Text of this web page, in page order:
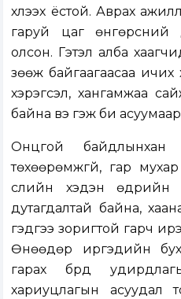
хүлээх ёстой. Аврах
гаруй цаг өнгөрсний
олсон. Гэтэл алба
зөөж байгаагаасаа ичих
хэрэгсэл, хангамжаа
байна вэ гэж би
Онцгой
төхөөрөмжгүй, гар
сүүлийн хэдэн
дутагдалтай байна,
гэдгээ зоригтой гарч
Өнөөдөр иргэдийн
гарах бүрд
хариуцлагын асуудал